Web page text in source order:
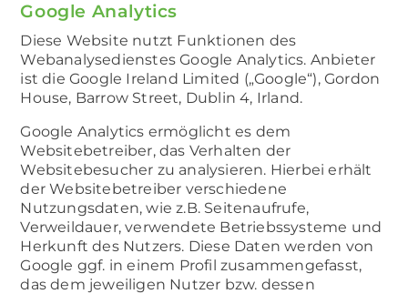
Google Analytics
Diese Website nutzt Funktionen des
Webanalysedienstes Google Analytics. Anbieter
ist die Google Ireland Limited („Google“), Gordon
House, Barrow Street, Dublin 4, Irland.
Google Analytics ermöglicht es dem
Websitebetreiber, das Verhalten der
Websitebesucher zu analysieren. Hierbei erhält
der Websitebetreiber verschiedene
Nutzungsdaten, wie z.B. Seitenaufrufe,
Verweildauer, verwendete Betriebssysteme und
Herkunft des Nutzers. Diese Daten werden von
Google ggf. in einem Profil zusammengefasst,
das dem jeweiligen Nutzer bzw. dessen